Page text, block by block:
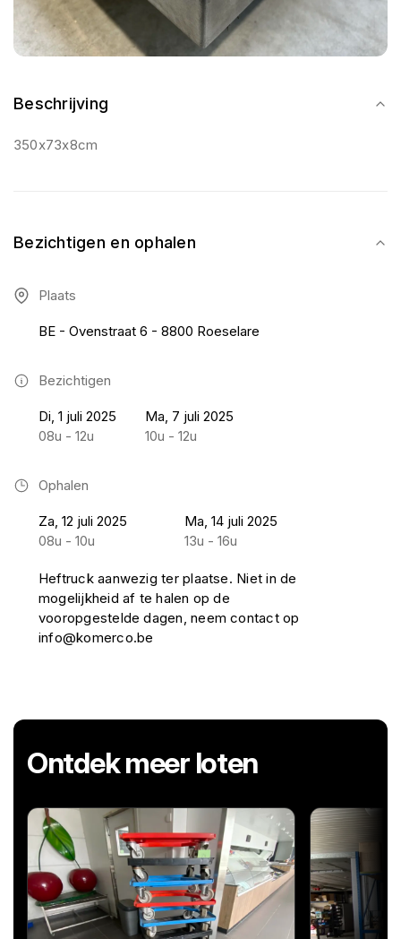
Beschrijving
350x73x8cm
Bezichtigen en ophalen
Plaats
BE - Ovenstraat 6 - 8800 Roeselare
Bezichtigen
Di, 1 juli 2025
08u - 12u
Ma, 7 juli 2025
10u - 12u
Ophalen
Za, 12 juli 2025
08u - 10u
Ma, 14 juli 2025
13u - 16u
Heftruck aanwezig ter plaatse. Niet in de
mogelijkheid af te halen op de
vooropgestelde dagen, neem contact op
info@komerco.be
Ontdek meer loten